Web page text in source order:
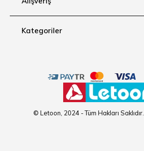
Kategoriler
© Letoon, 2024 - Tüm Hakları Saklıdır.